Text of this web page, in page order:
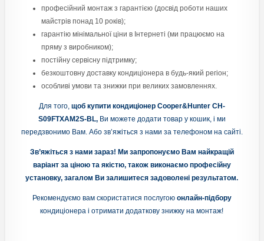
професійний монтаж з гарантією (досвід роботи наших
майстрів понад 10 років);
гарантію мінімальної ціни в Інтернеті (ми працюємо на
пряму з виробником);
постійну сервісну підтримку;
безкоштовну доставку кондиціонера в будь-який регіон;
особливі умови та знижки при великих замовленнях.
Для того,щоб купити кондиціонер Cooper&Hunter CH-
S09FTXAM2S-BL, Ви можете додати товар у кошик, і ми
передзвонимо Вам. Або зв’яжіться з нами за телефоном на сайті.
Зв’яжіться з нами зараз! Ми запропонуємо Вам найкращій
варіант за ціною та якістю, також виконаємо професійну
установку, загалом Ви залишитеся задоволені результатом.
Рекомендуємо вам скористатися послугою онлайн-підбору
кондиціонера і отримати додаткову знижку на монтаж!